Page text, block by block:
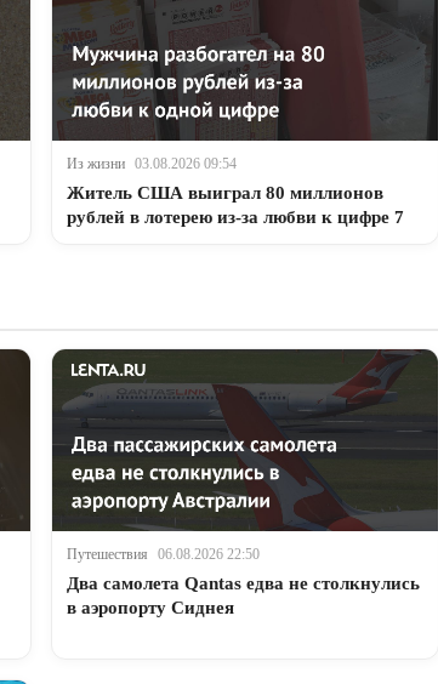
Из жизни 03.08.2026 09:54
Житель США выиграл 80 миллионов
рублей в лотерею из-за любви к цифре 7
Путешествия 06.08.2026 22:50
Два самолета Qantas едва не столкнулись
в аэропорту Сиднея